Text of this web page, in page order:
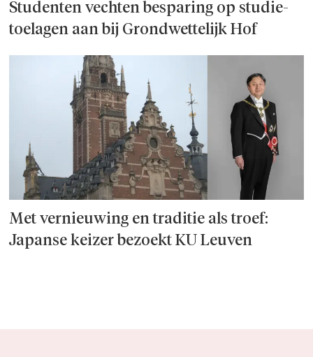
Studenten vechten besparing op studie­
toelagen aan bij Grondwettelijk Hof
Met vernieuwing en traditie als troef:
Japanse keizer bezoekt KU Leuven